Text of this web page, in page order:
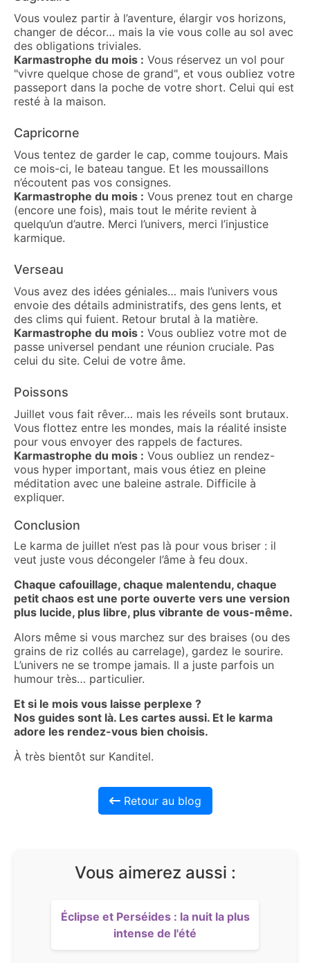
Vous voulez partir à l’aventure, élargir vos horizons,
changer de décor… mais la vie vous colle au sol avec
des obligations triviales.
Karmastrophe du mois : Vous réservez un vol pour
"vivre quelque chose de grand", et vous oubliez votre
passeport dans la poche de votre short. Celui qui est
resté à la maison.
Capricorne
Vous tentez de garder le cap, comme toujours. Mais
ce mois-ci, le bateau tangue. Et les moussaillons
n’écoutent pas vos consignes.
Karmastrophe du mois : Vous prenez tout en charge
(encore une fois), mais tout le mérite revient à
quelqu’un d’autre. Merci l’univers, merci l’injustice
karmique.
Verseau
Vous avez des idées géniales… mais l’univers vous
envoie des détails administratifs, des gens lents, et
des clims qui fuient. Retour brutal à la matière.
Karmastrophe du mois : Vous oubliez votre mot de
passe universel pendant une réunion cruciale. Pas
celui du site. Celui de votre âme.
Poissons
Juillet vous fait rêver… mais les réveils sont brutaux.
Vous flottez entre les mondes, mais la réalité insiste
pour vous envoyer des rappels de factures.
Karmastrophe du mois : Vous oubliez un rendez-
vous hyper important, mais vous étiez en pleine
méditation avec une baleine astrale. Difficile à
expliquer.
Conclusion
Le karma de juillet n’est pas là pour vous briser : il
veut juste vous décongeler l’âme à feu doux.
Chaque cafouillage, chaque malentendu, chaque
petit chaos est une porte ouverte vers une version
plus lucide, plus libre, plus vibrante de vous-même.
Alors même si vous marchez sur des braises (ou des
grains de riz collés au carrelage), gardez le sourire.
L’univers ne se trompe jamais. Il a juste parfois un
humour très… particulier.
Et si le mois vous laisse perplexe ?
Nos guides sont là. Les cartes aussi. Et le karma
adore les rendez-vous bien choisis.
À très bientôt sur Kanditel.
Retour au blog
Vous aimerez aussi :
Éclipse et Perséides : la nuit la plus
intense de l'été